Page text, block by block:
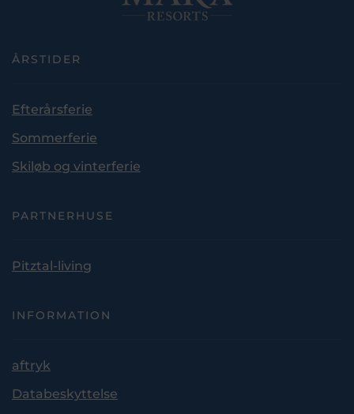
ÅRSTIDER
Efterårsferie
Sommerferie
Skiløb og vinterferie
PARTNERHUSE
Pitztal-living
INFORMATION
aftryk
Databeskyttelse